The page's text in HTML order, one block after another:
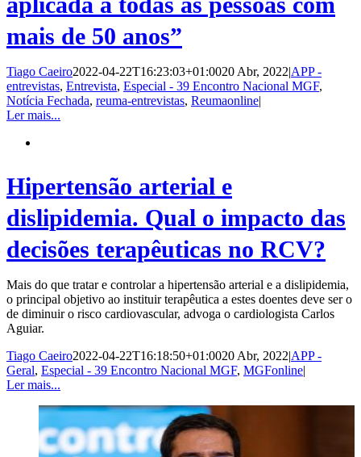
mais de 50 anos”
Tiago Caeiro2022-04-22T16:23:03+01:0020 Abr, 2022|APP -
entrevistas, Entrevista, Especial - 39 Encontro Nacional MGF,
Notícia Fechada, reuma-entrevistas, Reumaonline|
Ler mais...
Hipertensão arterial e
dislipidemia. Qual o impacto das
decisões terapêuticas no RCV?
Mais do que tratar e controlar a hipertensão arterial e a dislipidemia,
o principal objetivo ao instituir terapêutica a estes doentes deve ser o
de diminuir o risco cardiovascular, advoga o cardiologista Carlos
Aguiar.
Tiago Caeiro2022-04-22T16:18:50+01:0020 Abr, 2022|APP -
Geral, Especial - 39 Encontro Nacional MGF, MGFonline|
Ler mais...